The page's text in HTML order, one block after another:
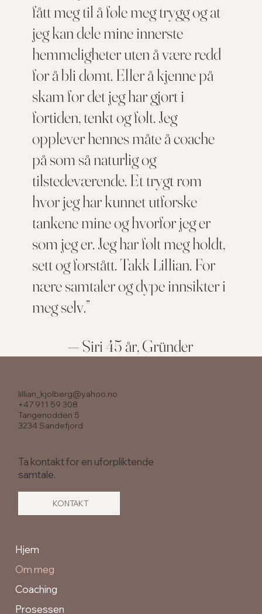
fått meg til å føle meg trygg og at
jeg kan dele mine innerste
hemmeligheter uten å være redd
for å bli dømt. Eller å kjenne på
skam for det jeg har gjort i
fortiden, tenkt og følt. Jeg
opplever hennes måte å coache
på som så naturlig og
tilstedeværende. Et trygt rom
hvor jeg har kunnet utforske
tankene mine og hvorfor jeg er
som jeg er. Jeg har følt meg holdt,
sett og forstått. Takk Lillian. For
nære samtaler og dype innsikter i
meg selv.”
— Siri 45 år, Gründer
lillian_kjolberg@yahoo.no
+47 911 59 308
Tangenodden 5
3234 Sandefjord
Ta kontakt for en uforpliktende
samtale.
KONTAKT
Hjem
Om meg
Coaching
Prosessen